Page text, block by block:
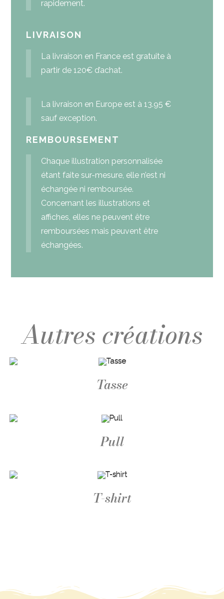
rapidement.
LIVRAISON
La livraison en France est gratuite à
partir de 120€ d’achat.
La livraison en Europe est à 13.95 €
sauf exception.
REMBOURSEMENT
Chaque illustration personnalisée
étant faite sur-mesure, elle n’est ni
échangée ni remboursée.
Concernant les illustrations et
affiches, elles ne peuvent être
remboursées mais peuvent être
échangées.
Tasse
Pull
T-shirt